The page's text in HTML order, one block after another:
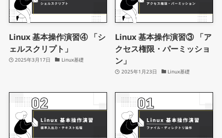
Linux 基本操作演習④ 「シ
ェルスクリプト」
2025年3月17日 Linux基礎
Linux 基本操作演習③ 「ア
クセス権限・パーミッショ
ン」
2025年1月23日 Linux基礎